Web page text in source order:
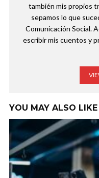
también mis propios
sepamos lo que
Comunicación Social.
escribir mis cuentos y
YOU MAY ALSO LIKE